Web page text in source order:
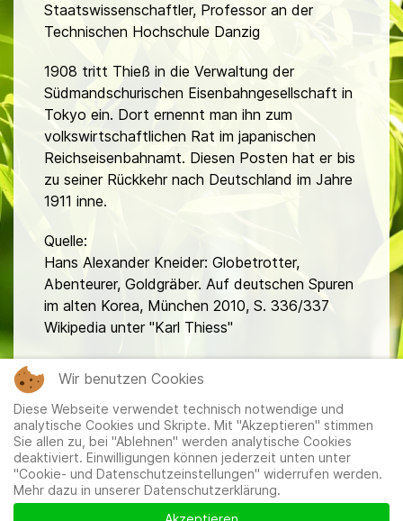
Staatswissenschaftler, Professor an der
Technischen Hochschule Danzig
1908 tritt Thieß in die Verwaltung der
Südmandschurischen Eisenbahngesellschaft in
Tokyo ein. Dort ernennt man ihn zum
volkswirtschaftlichen Rat im japanischen
Reichseisenbahnamt. Diesen Posten hat er bis
zu seiner Rückkehr nach Deutschland im Jahre
1911 inne.
Quelle:
Hans Alexander Kneider: Globetrotter,
Abenteurer, Goldgräber. Auf deutschen Spuren
im alten Korea, München 2010, S. 336/337
Wikipedia unter "Karl Thiess"
Mitglieder|Impressum|Datenschutzerklärung|Cookie-
und Datenschutzeinstellungen
Wir benutzen Cookies
Diese Webseite verwendet technisch notwendige und
analytische Cookies und Skripte. Mit "Akzeptieren" stimmen
Sie allen zu, bei "Ablehnen" werden analytische Cookies
deaktiviert. Einwilligungen können jederzeit unten unter
"Cookie- und Datenschutzeinstellungen" widerrufen werden.
Mehr dazu in unserer Datenschutzerklärung.